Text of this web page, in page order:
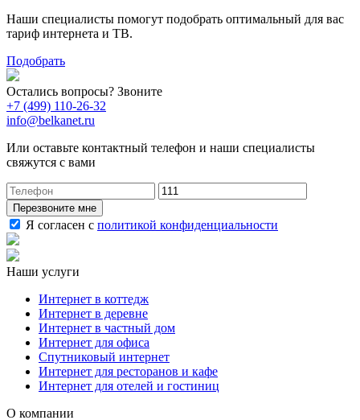
Наши специалисты помогут подобрать оптимальный для вас
тариф интернета и ТВ.
Подобрать
Остались вопросы? Звоните
+7 (499) 110-26-32
info@belkanet.ru
Или оставьте контактный телефон и наши специалисты
свяжутся с вами
Перезвоните мне
Я согласен с политикой конфиденциальности
Наши услуги
Интернет в коттедж
Интернет в деревне
Интернет в частный дом
Интернет для офиса
Спутниковый интернет
Интернет для ресторанов и кафе
Интернет для отелей и гостиниц
О компании